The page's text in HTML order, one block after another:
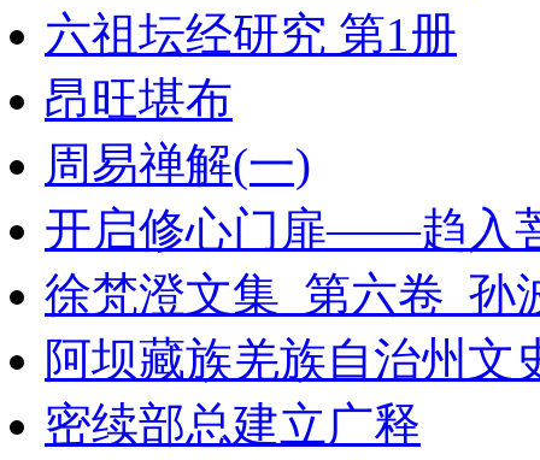
六祖坛经研究 第1册
昂旺堪布
周易禅解(一)
开启修心门扉——趋入
徐梵澄文集_第六卷_孙
阿坝藏族羌族自治州文
密续部总建立广释